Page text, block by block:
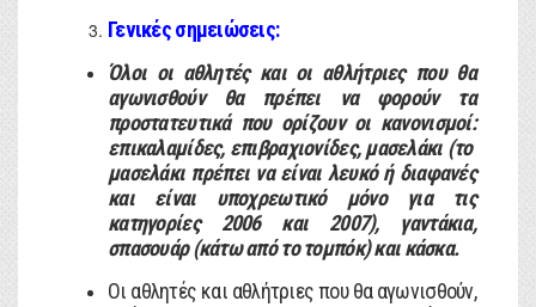
Γενικές σημειώσεις:
Όλοι οι αθλητές και οι αθλήτριες που θα
αγωνισθούν θα πρέπει να φορούν τα
προστατευτικά που ορίζουν οι κανονισμοί:
επικαλαμίδες, επιβραχιονίδες, μασελάκι (το
μασελάκι πρέπει να είναι λευκό ή διαφανές
και είναι υποχρεωτικό μόνο για τις
κατηγορίες 2006 και 2007), γαντάκια,
σπασουάρ (κάτω από το τομπόκ) και κάσκα.
Οι αθλητές και αθλήτριες που θα αγωνισθούν,